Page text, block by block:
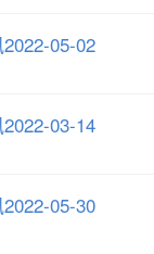
05-02
03-14
05-30